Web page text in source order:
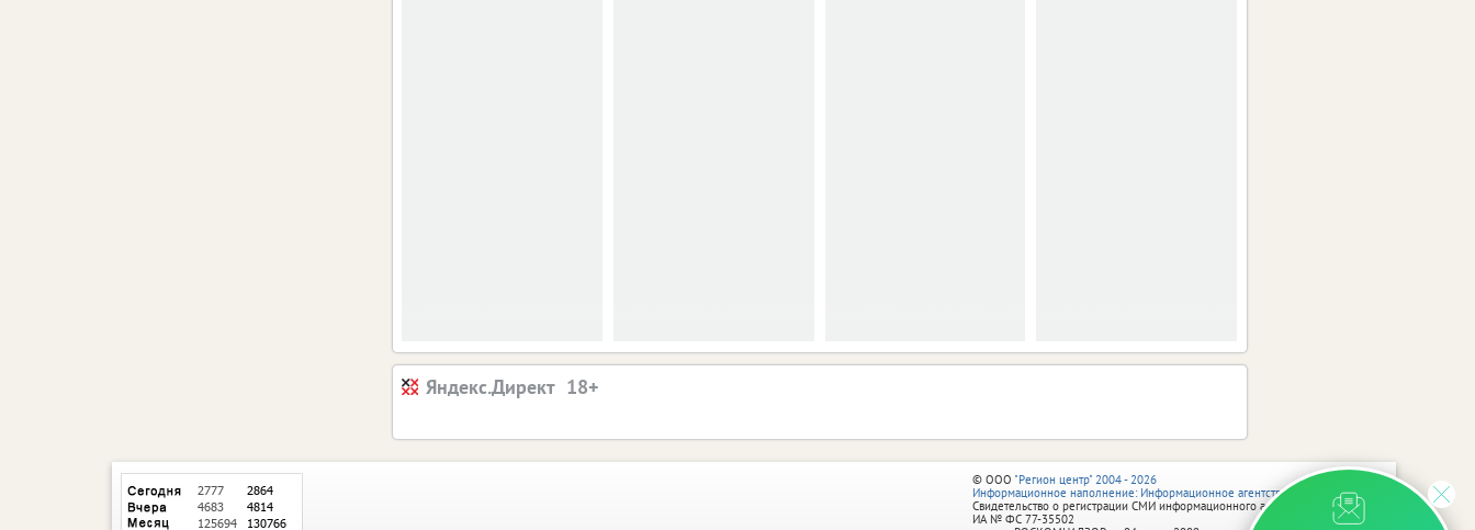
Яндекс.Директ
© ООО "Регион центр" 2004 - 2026
Информационное наполнение: Информационное агентство vRossii.ru
Свидетельство о регистрации СМИ информационного агентства vRossii.ru
ИА № ФС 77‑35502